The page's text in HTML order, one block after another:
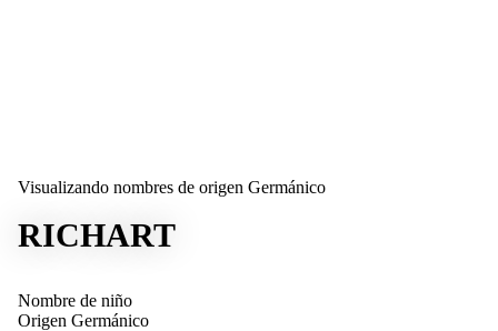
Visualizando nombres de origen Germánico
RICHART
Nombre de niño
Origen Germánico